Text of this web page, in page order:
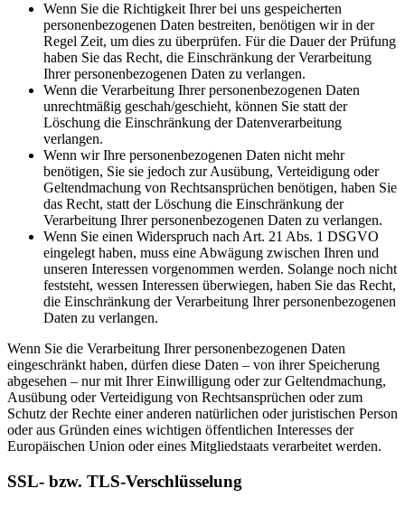
Wenn Sie die Richtigkeit Ihrer bei uns gespeicherten
personenbezogenen Daten bestreiten, benötigen wir in der
Regel Zeit, um dies zu überprüfen. Für die Dauer der Prüfung
haben Sie das Recht, die Einschränkung der Verarbeitung
Ihrer personenbezogenen Daten zu verlangen.
Wenn die Verarbeitung Ihrer personenbezogenen Daten
unrechtmäßig geschah/geschieht, können Sie statt der
Löschung die Einschränkung der Datenverarbeitung
verlangen.
Wenn wir Ihre personenbezogenen Daten nicht mehr
benötigen, Sie sie jedoch zur Ausübung, Verteidigung oder
Geltendmachung von Rechtsansprüchen benötigen, haben Sie
das Recht, statt der Löschung die Einschränkung der
Verarbeitung Ihrer personenbezogenen Daten zu verlangen.
Wenn Sie einen Widerspruch nach Art. 21 Abs. 1 DSGVO
eingelegt haben, muss eine Abwägung zwischen Ihren und
unseren Interessen vorgenommen werden. Solange noch nicht
feststeht, wessen Interessen überwiegen, haben Sie das Recht,
die Einschränkung der Verarbeitung Ihrer personenbezogenen
Daten zu verlangen.
Wenn Sie die Verarbeitung Ihrer personenbezogenen Daten
eingeschränkt haben, dürfen diese Daten – von ihrer Speicherung
abgesehen – nur mit Ihrer Einwilligung oder zur Geltendmachung,
Ausübung oder Verteidigung von Rechtsansprüchen oder zum
Schutz der Rechte einer anderen natürlichen oder juristischen Person
oder aus Gründen eines wichtigen öffentlichen Interesses der
Europäischen Union oder eines Mitgliedstaats verarbeitet werden.
SSL- bzw. TLS-Verschlüsselung